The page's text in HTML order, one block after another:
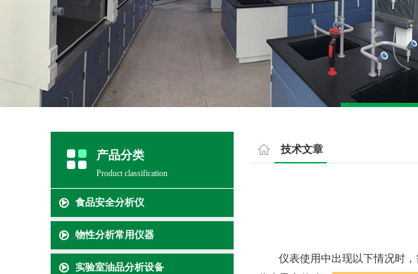
产品分类
Product classification
食品安全分析仪
物性分析常用仪器
实验室油品分析设备
技术文章
仪表使用中出现以下情况时，